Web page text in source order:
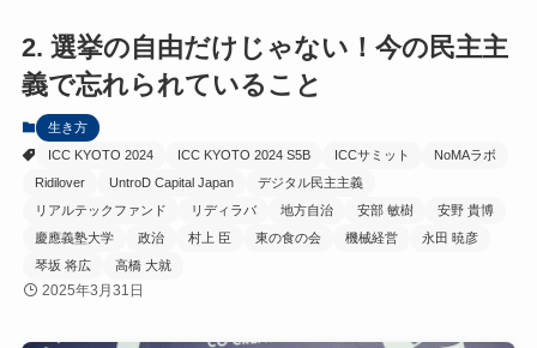
2. 選挙の自由だけじゃない！今の民主主
義で忘れられていること
生き方
ICC KYOTO 2024
ICC KYOTO 2024 S5B ICCサミット
NoMAラボ
Ridilover
UntroD Capital Japan
デジタル民主主義
リアルテックファンド
リディラバ 地方自治 安部 敏樹
安野 貴博
慶應義塾大学
政治 村上 臣 東の食の会 機械経営
永田 暁彦
琴坂 将広
高橋 大就
2025年3月31日